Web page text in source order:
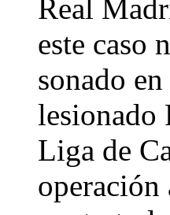
Real
este caso
sonado
lesionado
Liga de
operación